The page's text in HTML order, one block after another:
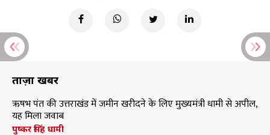
ताज़ा खबरें
ऋषभ पंत की उत्तराखंड में जमीन खरीदने के लिए मुख्यमंत्री धामी से अपील,
यह मिला जवाब
पुष्कर सिंह धामी